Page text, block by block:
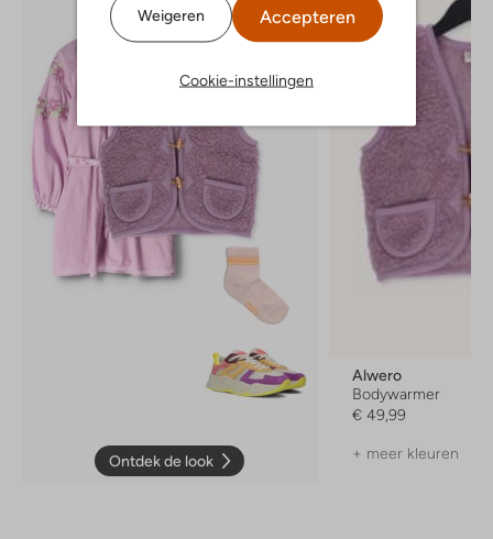
Weigeren Accepteren
Cookie-instellingen
Ontdek de look
Alwero
Bodywarmer
€ 49,99
+ meer kleuren